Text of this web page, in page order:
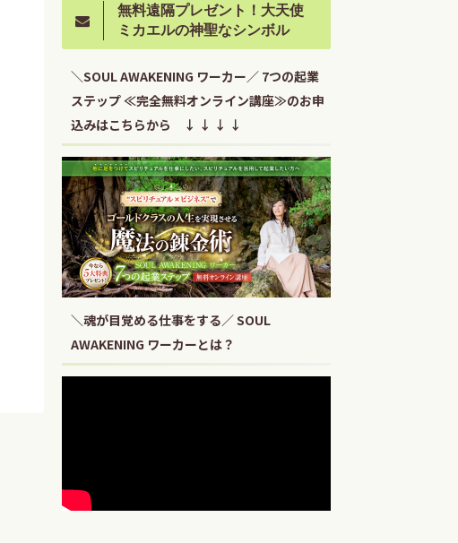
無料遠隔プレゼント！大天使
ミカエルの神聖なシンボル
＼SOUL AWAKENING ワーカー／ 7つの起業
ステップ ≪完全無料オンライン講座≫のお申
込みはこちらから ↓ ↓ ↓ ↓
＼魂が目覚める仕事をする／ SOUL
AWAKENING ワーカーとは？